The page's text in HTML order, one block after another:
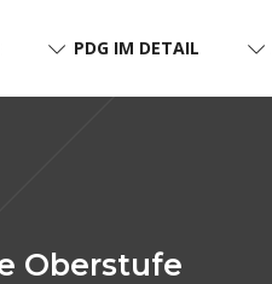
PDG IM DETAIL
Oberstufe